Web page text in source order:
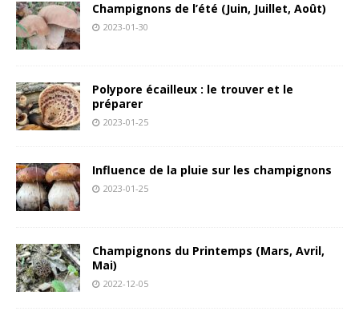
Champignons de l’été (Juin, Juillet, Août)
2023-01-30
Polypore écailleux : le trouver et le
préparer
2023-01-25
Influence de la pluie sur les champignons
2023-01-25
Champignons du Printemps (Mars, Avril,
Mai)
2022-12-05